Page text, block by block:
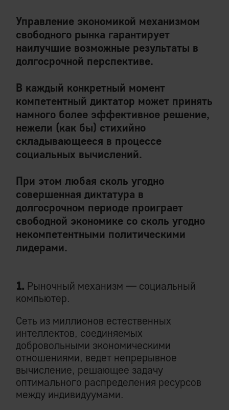
Управление экономикой механизмом
свободного рынка гарантирует
наилучшие возможные результаты в
долгосрочной перспективе.
В каждый конкретный момент
компетентный диктатор может принять
намного более эффективное решение,
нежели (как бы) стихийно
складывающееся в процессе
социальных вычислений.
При этом любая сколь угодно
совершенная диктатура в
долгосрочном периоде проиграет
свободной экономике со сколь угодно
некомпетентными политическими
лидерами.
1. Рыночный механизм — социальный
компьютер.
Сеть из миллионов естественных
интеллектов, соединяемых
добровольными экономическими
отношениями, ведет непрерывное
вычисление, решающее задачу
оптимального распределения ресурсов
между индивидуумами.